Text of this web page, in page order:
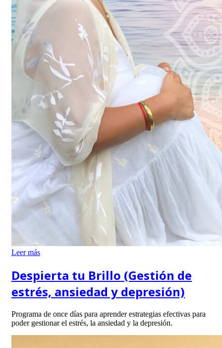
Leer más
Despierta tu Brillo (Gestión de
estrés, ansiedad y depresión)
Programa de once días para aprender estrategias efectivas para
poder gestionar el estrés, la ansiedad y la depresión.